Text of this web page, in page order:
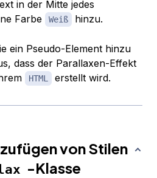
in der Mitte jedes
Farbe
Weiß hinzu.
ein Pseudo-Element hinzu
dass der Parallaxen-Effekt
HTML erstellt wird.
von Stilen
-Klasse